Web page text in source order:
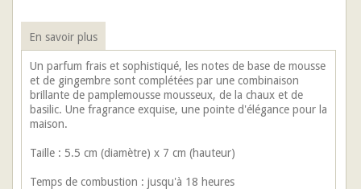
En savoir plus
Un parfum frais et sophistiqué, les notes de base de mousse
et de gingembre sont complétées par une combinaison
brillante de pamplemousse mousseux, de la chaux et de
basilic. Une fragrance exquise, une pointe d'élégance pour la
maison.
Taille : 5.5 cm (diamètre) x 7 cm (hauteur)
Temps de combustion : jusqu'à 18 heures